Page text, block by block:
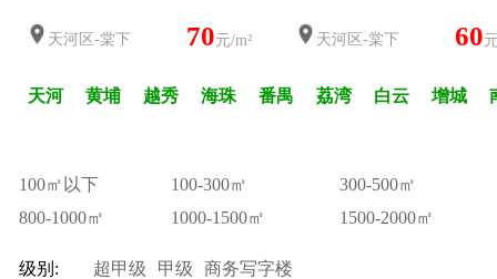
天河区-棠下 70元/m² 天河区-棠下 60
天河 黄埔 越秀 海珠 番禺 荔湾 白云 增城
100㎡以下 100-300㎡
300-500㎡
800-1000㎡
1000-1500㎡ 1500-2000㎡
级别: 超甲级 甲级 商务写字楼